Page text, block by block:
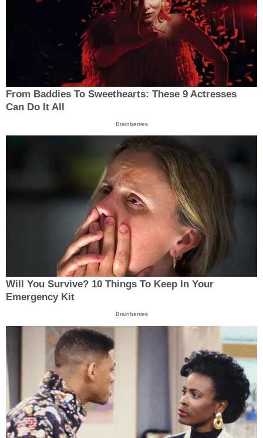
From Baddies To Sweethearts: These 9 Actresses
Can Do It All
Brainberries
Will You Survive? 10 Things To Keep In Your
Emergency Kit
Brainberries